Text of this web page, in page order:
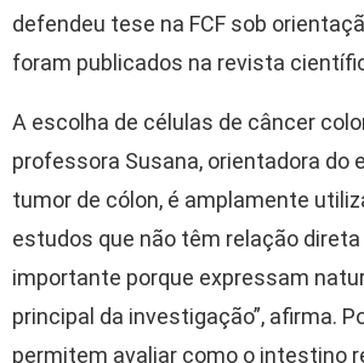
defendeu tese na FCF sob
foram publicados na revista
A escolha de células de câncer
professora Susana, orientadora do
tumor de cólon, é amplamente
estudos que não têm relação
importante porque expressam
principal da investigação”, afirma.
permitem avaliar como o intestino